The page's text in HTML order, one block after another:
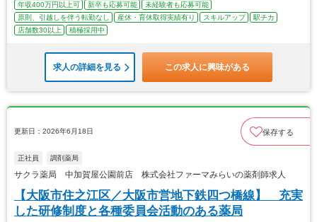
年収400万円以上可 新卒も応募可能
未経験者も応募可能
原則、引越しを伴う転勤なし
産休・育休取得実績有り スキルアップ
駅チカ
店舗数30以上
積極採用中
求人の詳細を見る この求人に興味がある
更新日：2026年6月18日 保存する
正社員 調剤薬局
サクラ薬局 中加賀屋公園前店 株式会社ファーマみらいの薬剤師求人
【大阪市住之江区／大阪市営地下鉄四つ橋線】 充実
した研修制度と各種委員会活動のある薬局